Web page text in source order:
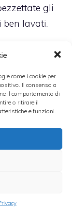
come i cookie per
Il consenso a
il comportamento di
o ritirare il
e funzioni.
gli
lavati.
mettete
fare ilo
il
scaldare un
a
fate
con il